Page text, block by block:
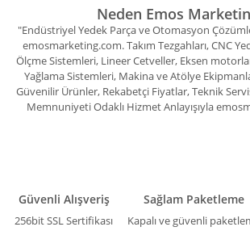
Neden Emos
"Endüstriyel Yedek Parça ve Otomasyon
emosmarketing.com. Takım Tezgahları, CNC
Ölçme Sistemleri, Lineer Cetveller, Eksen
Yağlama Sistemleri, Makina ve Atölye
Güvenilir Ürünler, Rekabetçi Fiyatlar, Teknik
Memnuniyeti Odaklı Hizmet Anlayışıyla
Güvenli Alışveriş
256bit SSL Sertifikası
Sağlam Paketleme
Kapalı ve güvenli